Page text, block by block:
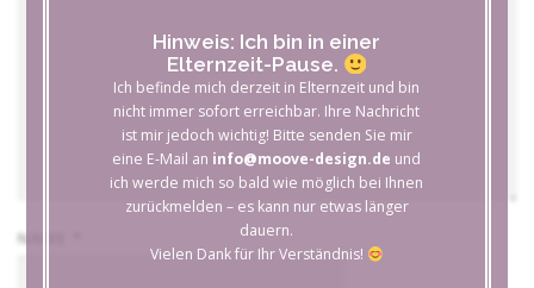
NAME
Hinweis: Ich bin in einer
Elternzeit-Pause.
Ich befinde mich derzeit in Elternzeit und bin
nicht immer sofort erreichbar. Ihre Nachricht
ist mir jedoch wichtig! Bitte senden Sie mir
eine E-Mail an info@moove-design.de und
ich werde mich so bald wie möglich bei Ihnen
zurückmelden – es kann nur etwas länger
dauern.
Vielen Dank für Ihr Verständnis!